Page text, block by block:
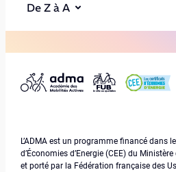
De Z à A
L’ADMA est un programme financé dans
d’Économies d’Energie (CEE) du
et porté par la Fédération française des